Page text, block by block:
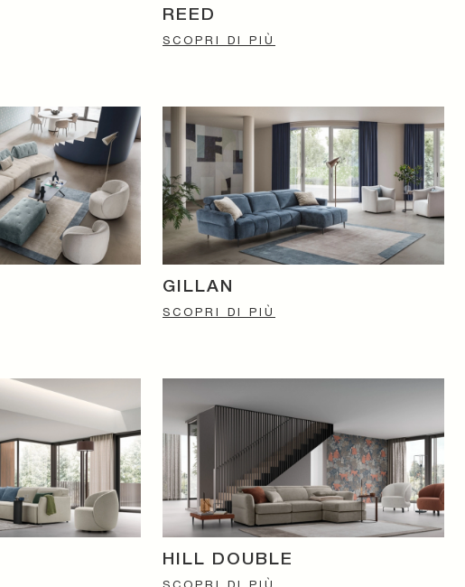
REED
SCOPRI DI PIÙ
GILLAN
SCOPRI DI PIÙ
HILL DOUBLE
SCOPRI DI PIÙ